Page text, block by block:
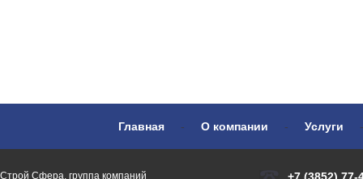
Главная - О компании - Услуги -
Строй Сфера, группа компаний